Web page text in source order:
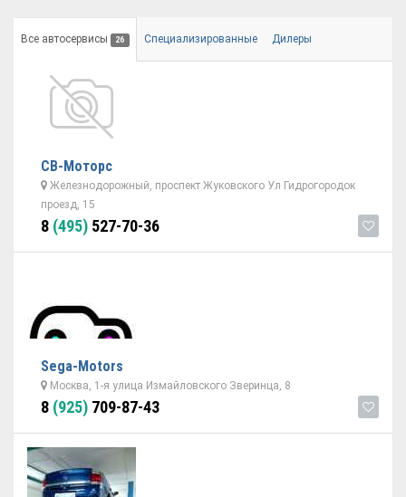
Все автосервисы 26 Специализированные Дилеры
СВ-Моторс
Железнодорожный, проспект Жуковского Ул Гидрогородок
проезд, 15
8 (495) 527-70-36
Sega-Motors
Москва, 1-я улица Измайловского Зверинца, 8
8 (925) 709-87-43